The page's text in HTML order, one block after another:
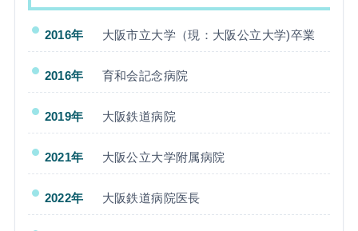
2016年 大阪市立大学（現：大阪公立大学)卒業
2016年 育和会記念病院
2019年 大阪鉄道病院
2021年 大阪公立大学附属病院
2022年 大阪鉄道病院医長